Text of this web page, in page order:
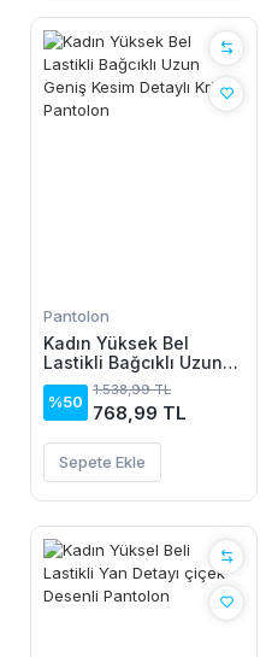
Pantolon
Kadın Yüksek Bel
Lastikli Bağcıklı Uzun
Geniş Kesim Detaylı
Krinkıl Pantolon
%50
1.538,99 TL
768,99 TL
Sepete Ekle